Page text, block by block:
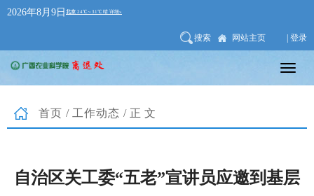
2026年8月9日
搜索 网站主页 | 登录
首页 / 工作动态 /正文
自治区关工委“五老”宣讲员应邀到基层